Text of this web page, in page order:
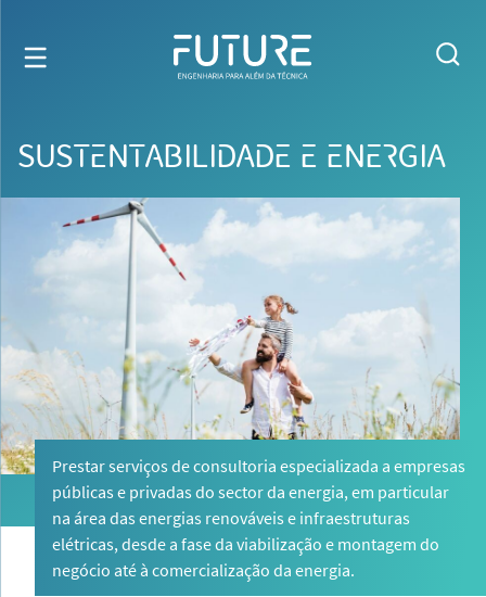
SUSTENTABILIDADE E ENERGIA
Prestar serviços de consultoria especializada a empresas
públicas e privadas do sector da energia, em particular
na área das energias renováveis e infraestruturas
elétricas, desde a fase da viabilização e montagem do
negócio até à comercialização da energia.